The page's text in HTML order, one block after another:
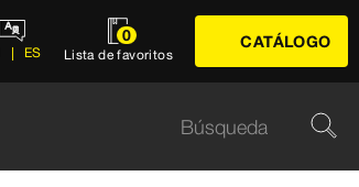
ES
0
Lista de favoritos
CATÁLOGO